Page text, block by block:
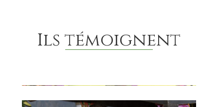
Ils témoignent